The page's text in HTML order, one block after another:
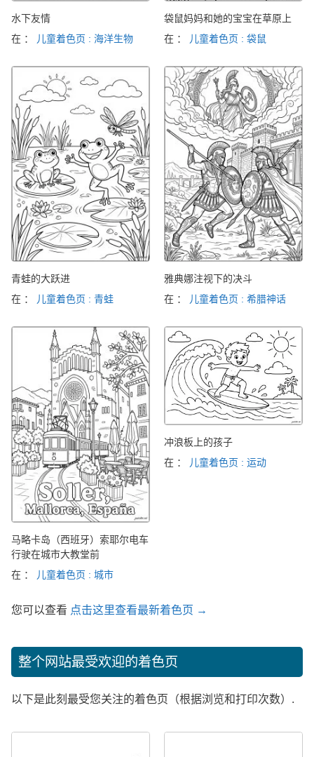
水下友情
在 ：
儿童着色页 : 海洋生物
袋鼠妈妈和她的宝宝在草原上
在 ：
儿童着色页 : 袋鼠
青蛙的大跃进
在 ：
儿童着色页 : 青蛙
雅典娜注视下的决斗
在 ：
儿童着色页 : 希腊神话
马略卡岛（西班牙）索耶尔电车
行驶在城市大教堂前
在 ：
儿童着色页 : 城市
冲浪板上的孩子
在 ：
儿童着色页 : 运动
您可以查看 点击这里查看最新着色页 →
整个网站最受欢迎的着色页
以下是此刻最受您关注的着色页（根据浏览和打印次数）.